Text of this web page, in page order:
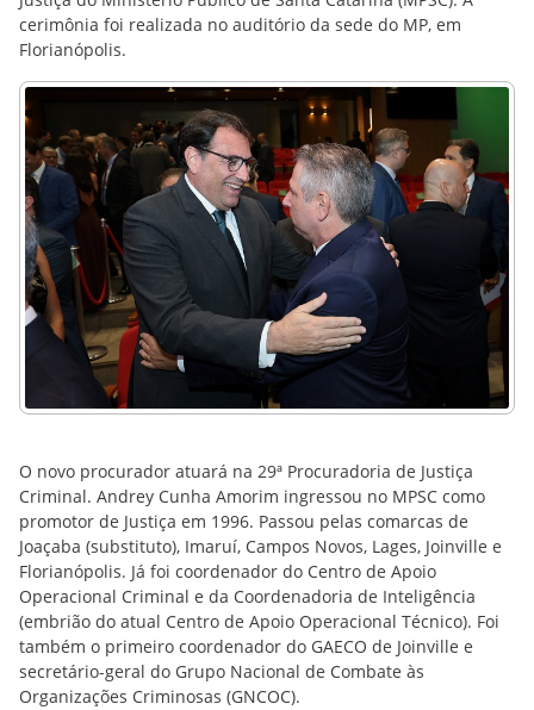
cerimônia foi realizada no auditório da sede do MP, em
Florianópolis.
O novo procurador atuará na 29ª Procuradoria de Justiça
Criminal. Andrey Cunha Amorim ingressou no MPSC como
promotor de Justiça em 1996. Passou pelas comarcas de
Joaçaba (substituto), Imaruí, Campos Novos, Lages, Joinville e
Florianópolis. Já foi coordenador do Centro de Apoio
Operacional Criminal e da Coordenadoria de Inteligência
(embrião do atual Centro de Apoio Operacional Técnico). Foi
também o primeiro coordenador do GAECO de Joinville e
secretário-geral do Grupo Nacional de Combate às
Organizações Criminosas (GNCOC).